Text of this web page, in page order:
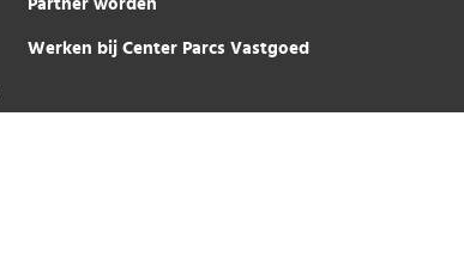
Partner worden
Werken bij Center Parcs Vastgoed